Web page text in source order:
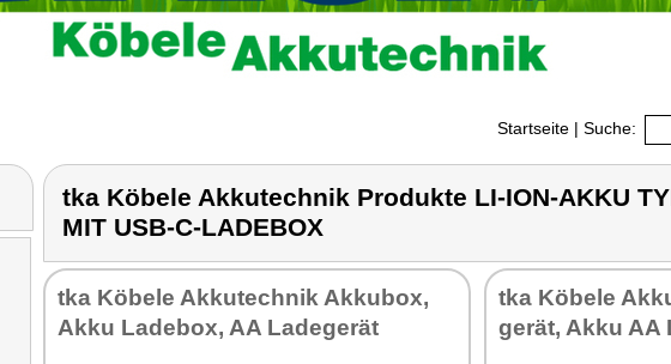
Startseite | Suche:
tka Köbele Akkutechnik Produkte LI-ION-AKKU
MIT USB-C-LADEBOX
tka Kö­be­le Ak­ku­tech­nik Ak­ku­box,
Ak­ku La­de­box, AA La­de­ge­rät
tka Kö­be­le
ge­rät, Ak­ku AA